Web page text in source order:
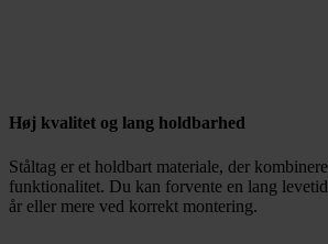
Høj kvalitet og lang holdbarhed
Ståltag er et holdbart materiale, der
funktionalitet. Du kan forvente en lang
år eller mere ved korrekt montering.